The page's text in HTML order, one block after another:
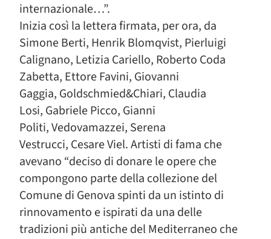
internazionale…”.
Inizia così la lettera firmata, per ora, da
Simone Berti, Henrik Blomqvist, Pierluigi
Calignano, Letizia Cariello, Roberto Coda
Zabetta, Ettore Favini, Giovanni
Gaggia, Goldschmied&Chiari, Claudia
Losi, Gabriele Picco, Gianni
Politi, Vedovamazzei, Serena
Vestrucci, Cesare Viel. Artisti di fama che
avevano “deciso di donare le opere che
compongono parte della collezione del
Comune di Genova spinti da un istinto di
rinnovamento e ispirati da una delle
tradizioni più antiche del Mediterraneo che